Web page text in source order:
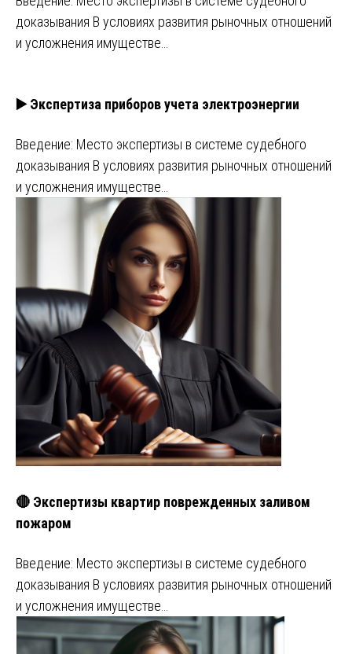
доказывания В условиях развития рыночных отношений
и усложнения имуществе…
▶️ Экспертиза приборов учета электроэнергии
Введение: Место экспертизы в системе судебного
доказывания В условиях развития рыночных отношений
и усложнения имуществе…
🔴 Экспертизы квартир поврежденных заливом
пожаром
Введение: Место экспертизы в системе судебного
доказывания В условиях развития рыночных отношений
и усложнения имуществе…